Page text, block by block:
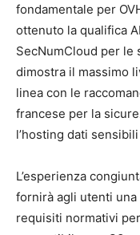
fondamentale per
ottenuto la qualifica
SecNumCloud per le
dimostra il massimo
linea con le
francese per la
l’hosting dati
L’esperienza
fornirà agli utenti
requisiti normativi